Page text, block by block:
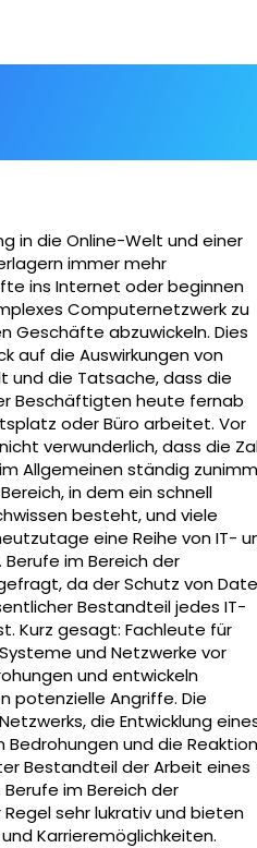
in die Online-Welt und einer
immer mehr
ins Internet oder beginnen
Computernetzwerk zu
Geschäfte abzuwickeln. Dies
auf die Auswirkungen von
und die Tatsache, dass die
Beschäftigten heute fernab
oder Büro arbeitet. Vor
verwunderlich, dass die
Allgemeinen ständig
in dem ein schnell
besteht, und viele
eine Reihe von IT-
im Bereich der
da der Schutz von
Bestandteil jedes IT-
Kurz gesagt: Fachleute für
und Netzwerke vor
und entwickeln
potenzielle Angriffe. Die
die Entwicklung
Bedrohungen und die Reaktion
Bestandteil der Arbeit eines
im Bereich der
sehr lukrativ und bieten
Karrieremöglichkeiten.